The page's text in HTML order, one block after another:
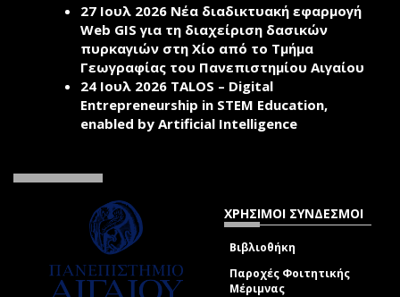
27 Ιουλ 2026 Νέα διαδικτυακή εφαρμογή
Web GIS για τη διαχείριση δασικών
πυρκαγιών στη Χίο από το Τμήμα
Γεωγραφίας του Πανεπιστημίου Αιγαίου
24 Ιουλ 2026 TALOS – Digital
Entrepreneurship in STEM Education,
enabled by Artificial Intelligence
ΧΡΗΣΙΜΟΙ ΣΥΝΔΕΣΜΟΙ
Βιβλιοθήκη
Παροχές Φοιτητικής
Μέριμνας